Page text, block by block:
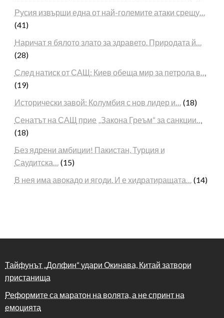
Русия извърши една от най-големите атаки срещу…
(41)
Наричат я бялото злато за здравето. Природата й…
(28)
След натиск от САЩ: Киев обеща мир за петрола в…
(19)
Исторически завой: Колумбия с нов лидер и…
(18)
Сенатът на САЩ прие „Закона Греъм“ за санкции…
(18)
Без ядрени амбиции! Пакистан, Турция и
Саудитска…
(15)
В нея има авокадо и ягоди. И е хидратиращата…
(14)
Тайфунът „Долфин“ удари Окинава, Китай затвори
пристанища
Реформите са маратон на волята, а не спринт на
емоцията